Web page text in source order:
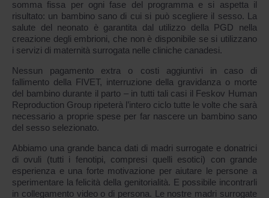
somma fissa per ogni fase del programma e si aspetta il
risultato: un bambino sano di cui si può scegliere il sesso. La
salute del neonato è garantita dal utilizzo della PGD nella
creazione degli embrioni, che non è disponibile se si utilizzano
i servizi di maternità surrogata nelle cliniche canadesi.
Nessun pagamento extra o costi aggiuntivi in caso di
fallimento della FIVET, interruzione della gravidanza o morte
del bambino durante il parto – in tutti tali casi il Feskov Human
Reproduction Group ripeterà l’intero ciclo tutte le volte che sarà
necessario a proprie spese per far nascere un bambino sano
del sesso selezionato.
Abbiamo una grande banca dati di madri surrogate e donatrici
di ovuli (tutti i fenotipi, compresi quelli esotici) con grande
esperienza e una forte motivazione per aiutare le persone a
sperimentare la felicità della genitorialità. E possibile incontrarli
in collegamento video o di persona. Le nostre madri surrogate